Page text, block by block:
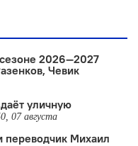
2026—2027
Чевик
уличную
07 августа
переводчик Михаил